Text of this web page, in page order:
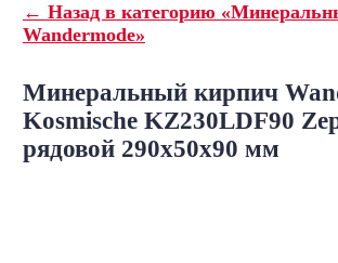
← Назад в категорию
Wandermode»
Минеральный кирпич
Kosmische KZ230LDF90
рядовой 290x50x90 мм